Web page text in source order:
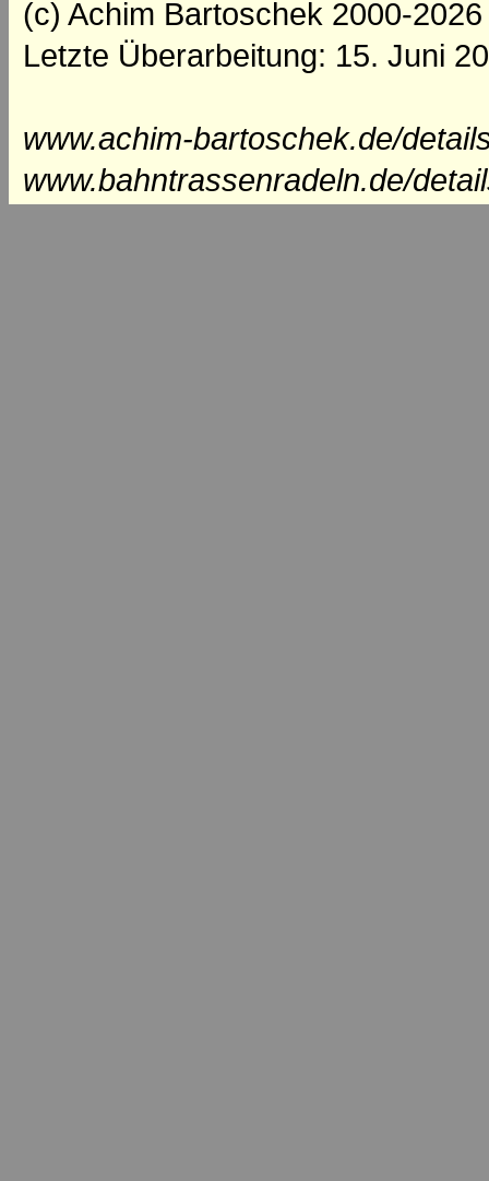
(c) Achim Bartoschek 2000-2026
Letzte Überarbeitung: 15. Juni
www.achim-bartoschek.de/
www.bahntrassenradeln.de/